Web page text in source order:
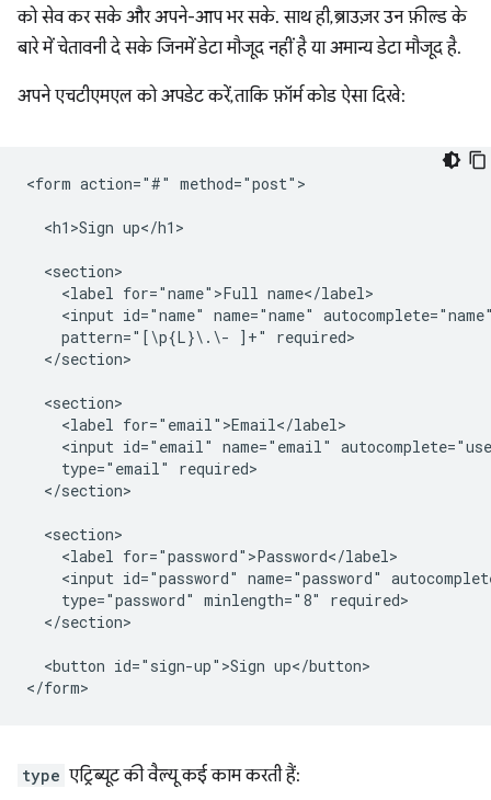
को सेव कर सके और अपने-आप भर सके. साथ ही, ब्राउज़र उन फ़ील्ड के
बारे में चेतावनी दे सके जिनमें डेटा मौजूद नहीं है या अमान्य डेटा मौजूद है.
अपने एचटीएमएल को अपडेट करें, ताकि फ़ॉर्म कोड ऐसा दिखे:
<form action="#" method="post">
  <h1>Sign up</h1>
  <section>
    <label for="name">Full name</label>
<input id="name" name="name"
    pattern="[\p{L}\.\- ]+" required>
  </section>
  <section>
    <label for="email">Email</label>
<input id="email" name="email"
    type="email" required>
  </section>
  <section>
    <label for="password">Password</label>
<input id="password" name="password"
    type="password" minlength="8" required>
  </section>
  <button id="sign-up">Sign up</button>
type एट्रिब्यूट की वैल्यू कई काम करती हैं: